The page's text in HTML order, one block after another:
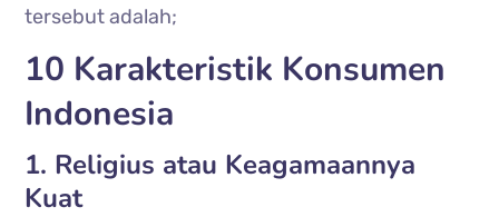
tersebut adalah;
10 Karakteristik Konsumen
Indonesia
1. Religius atau Keagamaannya
Kuat